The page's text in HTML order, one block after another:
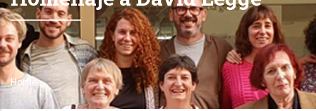
Breadcrumb
Home